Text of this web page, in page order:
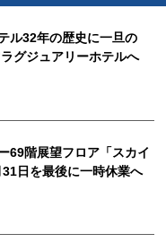
ル32年の歴史に一旦の
グジュアリーホテルへ
69階展望フロア「スカイ
日を最後に一時休業へ